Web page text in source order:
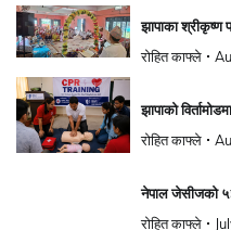
झापाका श्रीकृष्ण
रोहित काफ्ले
झापाको
रोहित काफ्ले
नेपाल जेसीजको
रोहित काफ्ले